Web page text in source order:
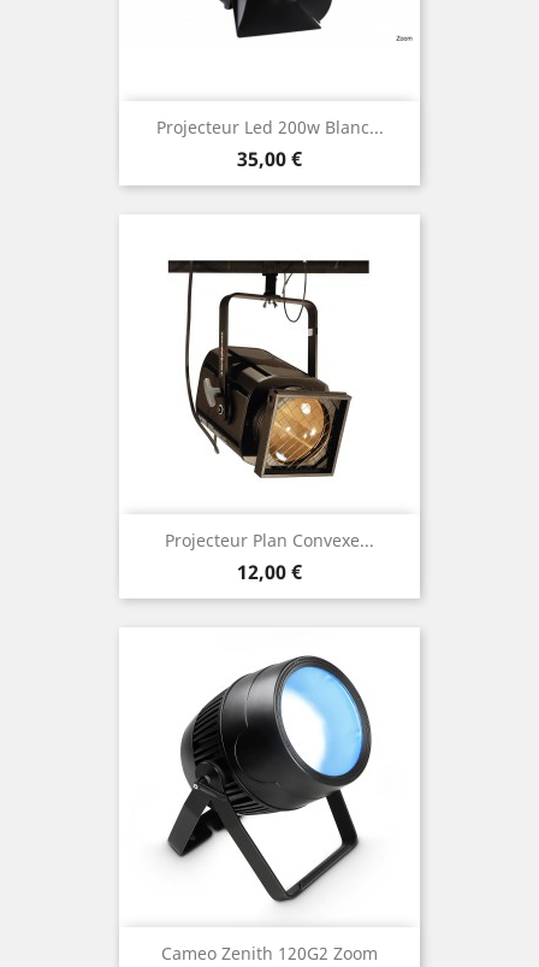
Projecteur Led 200w Blanc...
Prix
35,00 €
Projecteur Plan Convexe...
Prix
12,00 €
Cameo Zenith 120G2 Zoom